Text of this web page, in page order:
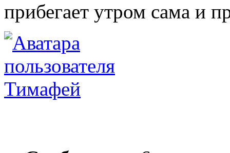
прибегает утром сама и
Тимафей